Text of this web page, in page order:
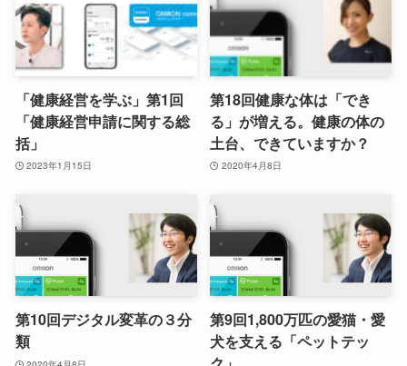
「健康経営を学ぶ」第1回
「健康経営申請に関する総
括」
2023年1月15日
第18回健康な体は「でき
る」が増える。健康の体の
土台、できていますか？
2020年4月8日
第10回デジタル変革の３分
類
第9回1,800万匹の愛猫・愛
犬を支える「ペットテッ